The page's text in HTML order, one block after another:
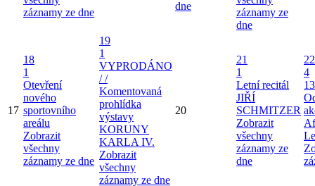
záznamy ze dne
dne
záznamy ze
dne
17
18
1
Otevření
nového
sportovního
areálu
Zobrazit
všechny
záznamy ze dne
19
1
VYPRODÁNO
/ /
Komentovaná
prohlídka
výstavy
KORUNY
KARLA IV.
Zobrazit
všechny
záznamy ze dne
20
21
1
Letní recitál
JIŘÍ
SCHMITZER
Zobrazit
všechny
záznamy ze
dne
22
4